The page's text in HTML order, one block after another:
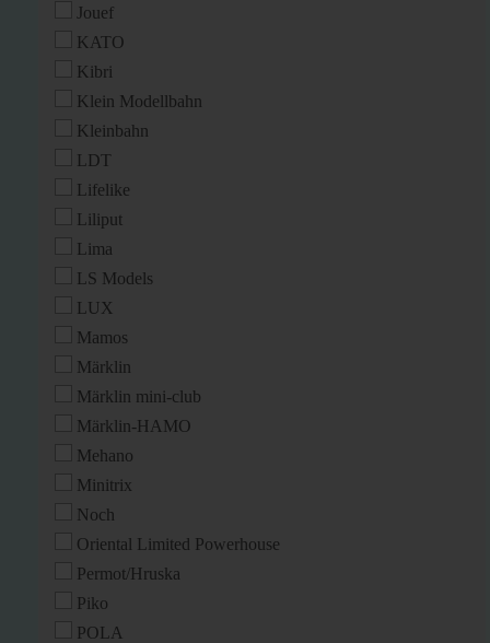
Jouef
KATO
Kibri
Klein Modellbahn
Kleinbahn
LDT
Lifelike
Liliput
Lima
LS Models
LUX
Mamos
Märklin
Märklin mini-club
Märklin-HAMO
Mehano
Minitrix
Noch
Oriental Limited Powerhouse
Permot/Hruska
Piko
POLA